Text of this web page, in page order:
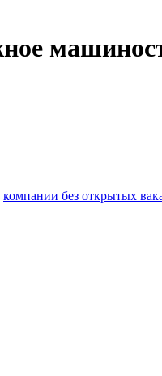
компании без открытых